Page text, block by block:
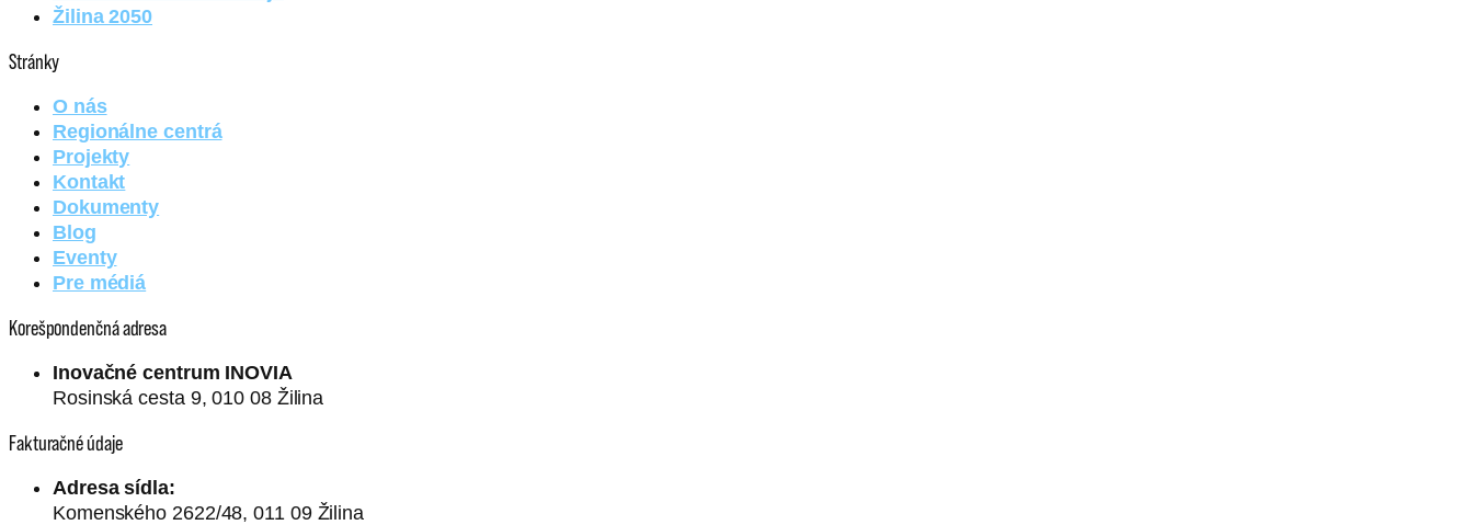
Žilina 2050
Stránky
O nás
Regionálne centrá
Projekty
Kontakt
Dokumenty
Blog
Eventy
Pre médiá
Korešpondenčná adresa
Inovačné centrum INOVIA
Rosinská cesta 9, 010 08 Žilina
Fakturačné údaje
Adresa sídla:
Komenského 2622/48, 011 09 Žilina